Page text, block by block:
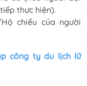
thực hiện).
chiếu của người
công ty du lịch lữ